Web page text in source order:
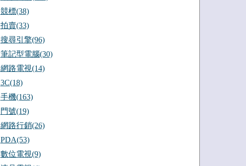
競標(38)
拍賣(33)
搜尋引擎(96)
筆記型電腦(30)
網路電視(14)
3C(18)
手機(163)
門號(19)
網路行銷(26)
PDA(53)
數位電視(9)